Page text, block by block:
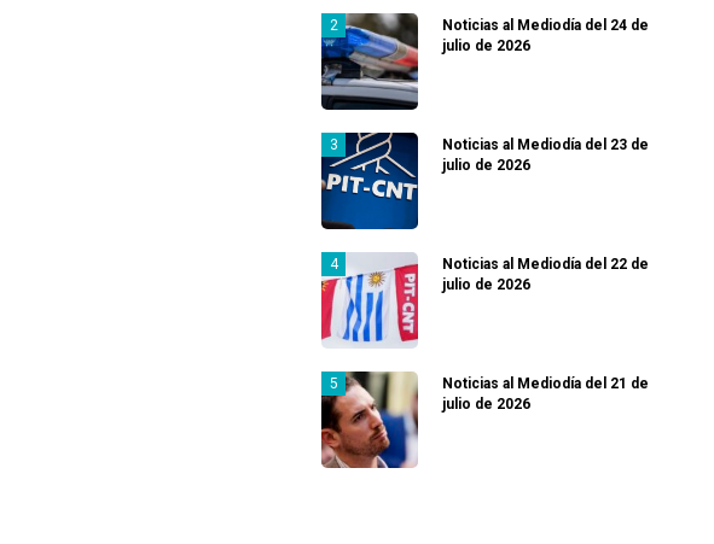
Noticias al Mediodía del 24 de
julio de 2026
Noticias al Mediodía del 23 de
julio de 2026
Noticias al Mediodía del 22 de
julio de 2026
Noticias al Mediodía del 21 de
julio de 2026